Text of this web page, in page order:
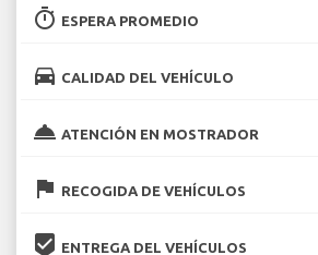
timer ESPERA PROMEDIO
directions_car CALIDAD DEL VEHÍCULO
room_service ATENCIÓN EN MOSTRADOR
flag RECOGIDA DE VEHÍCULOS
beenhere ENTREGA DEL VEHÍCULOS